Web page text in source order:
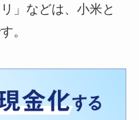
」などは、小米と
。